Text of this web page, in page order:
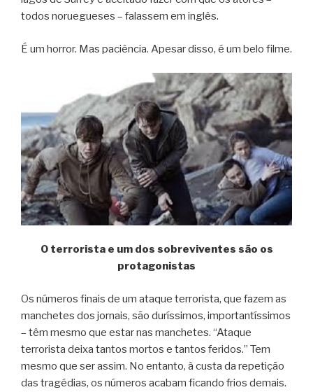
todos noruegueses – falassem em inglês.
É um horror. Mas paciência. Apesar disso, é um belo filme.
O terrorista e um dos sobreviventes são os
protagonistas
Os números finais de um ataque terrorista, que fazem as
manchetes dos jornais, são duríssimos, importantíssimos
– têm mesmo que estar nas manchetes. “Ataque
terrorista deixa tantos mortos e tantos feridos.” Tem
mesmo que ser assim. No entanto, à custa da repetição
das tragédias, os números acabam ficando frios demais.